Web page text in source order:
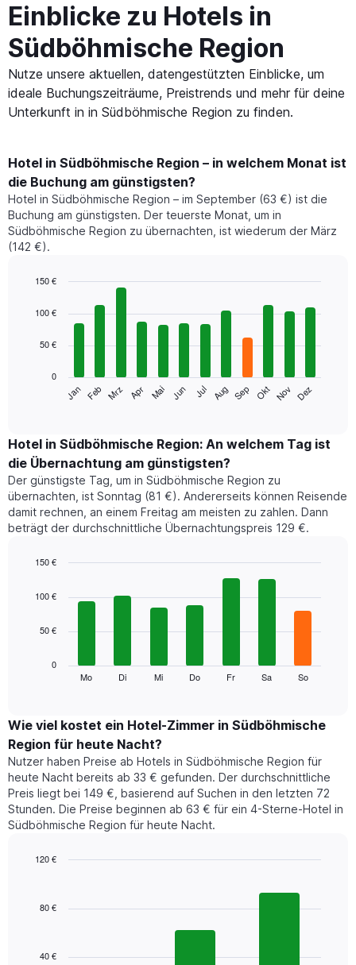
Einblicke zu Hotels in
Südböhmische Region
Nutze unsere aktuellen, datengestützten Einblicke, um
ideale Buchungszeiträume, Preistrends und mehr für deine
Unterkunft in in Südböhmische Region zu finden.
Hotel in Südböhmische Region – in welchem Monat ist
die Buchung am günstigsten?
Hotel in Südböhmische Region – im September (63 €) ist die
Buchung am günstigsten. Der teuerste Monat, um in
Südböhmische Region zu übernachten, ist wiederum der März
(142 €).
chart
bars.
folgende
den
durchschnittlichen
Zimmerpreis
im
jeweiligen
Monat
an.
Diagramm
die
Monate
hat
1
Y-
Achse,
die
den
durchschnittlichen
Zimmerpreis
graphic.
Jan Feb Mrz Apr Mai Jun Jul Aug Sep Okt Nov Dez
0
50 €
100 €
150 €
Hotel in Südböhmische Region: An welchem Tag ist
die Übernachtung am günstigsten?
Der günstigste Tag, um in Südböhmische Region zu
übernachten, ist Sonntag (81 €). Andererseits können Reisende
damit rechnen, an einem Freitag am meisten zu zahlen. Dann
beträgt der durchschnittliche Übernachtungspreis 129 €.
chart
bars.
den
durchschnittlichen
Preis
eines
Zimmers
für
den
jeweiligen
Das
Mo Di Mi Do Fr Sa So
0
50 €
100 €
150 €
Wie viel kostet ein Hotel-Zimmer in Südböhmische
Region für heute Nacht?
Nutzer haben Preise ab Hotels in Südböhmische Region für
heute Nacht bereits ab 33 € gefunden. Der durchschnittliche
Preis liegt bei 149 €, basierend auf Suchen in den letzten 72
Stunden. Die Preise beginnen ab 63 € für ein 4-Sterne-Hotel in
Südböhmische Region für heute Nacht.
with
Das
40 €
80 €
120 €